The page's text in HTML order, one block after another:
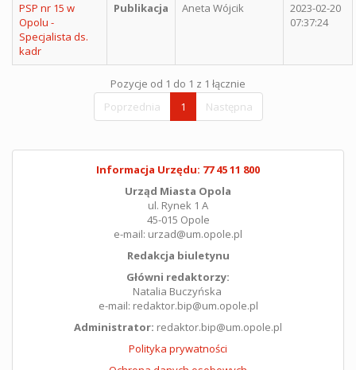
PSP nr 15 w
Opolu -
Specjalista ds.
kadr
Publikacja Aneta Wójcik
2023-02-20
07:37:24
Pozycje od 1 do 1 z 1 łącznie
Poprzednia
1 Następna
Informacja Urzędu: 77 45 11 800
Urząd Miasta Opola
ul. Rynek 1 A
45-015 Opole
e-mail: urzad@um.opole.pl
Redakcja biuletynu
Główni redaktorzy:
Natalia Buczyńska
e-mail: redaktor.bip@um.opole.pl
Administrator: redaktor.bip@um.opole.pl
Polityka prywatności